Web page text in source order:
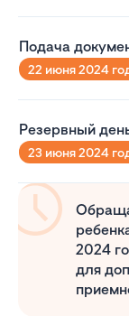
Подача
22 июня 2024
Резервный
23 июня 2024
2024
для